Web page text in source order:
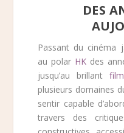
DES
Passant du cinéma
au polar HK des
jusqu’au brillant
plusieurs domaines
sentir capable
travers des